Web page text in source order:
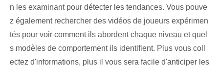
n les examinant pour détecter les tendances. Vous pouve
z également rechercher des vidéos de joueurs expérimen
tés pour voir comment ils abordent chaque niveau et quel
s modèles de comportement ils identifient. Plus vous coll
ectez d'informations, plus il vous sera facile d'anticiper les